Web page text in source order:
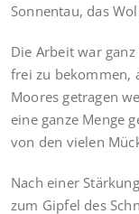
Sonnentau, das
Die Arbeit war
frei zu bekommen,
Moores getragen
eine ganze Menge
von den vielen
Nach einer
zum Gipfel des